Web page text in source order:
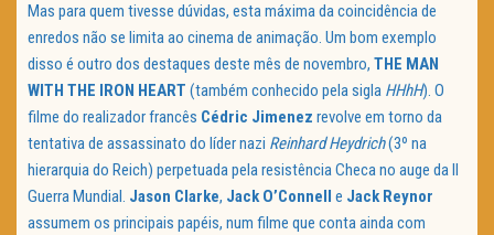
Mas para quem tivesse dúvidas, esta máxima da coincidência de
enredos não se limita ao cinema de animação. Um bom exemplo
disso é outro dos destaques deste mês de novembro, THE MAN
WITH THE IRON HEART (também conhecido pela sigla HHhH). O
filme do realizador francês Cédric Jimenez revolve em torno da
tentativa de assassinato do líder nazi Reinhard Heydrich(3º na
hierarquia do Reich) perpetuada pela resistência Checa no auge da II
Guerra Mundial. Jason Clarke, Jack O’Connell e Jack Reynor
assumem os principais papéis, num filme que conta ainda com